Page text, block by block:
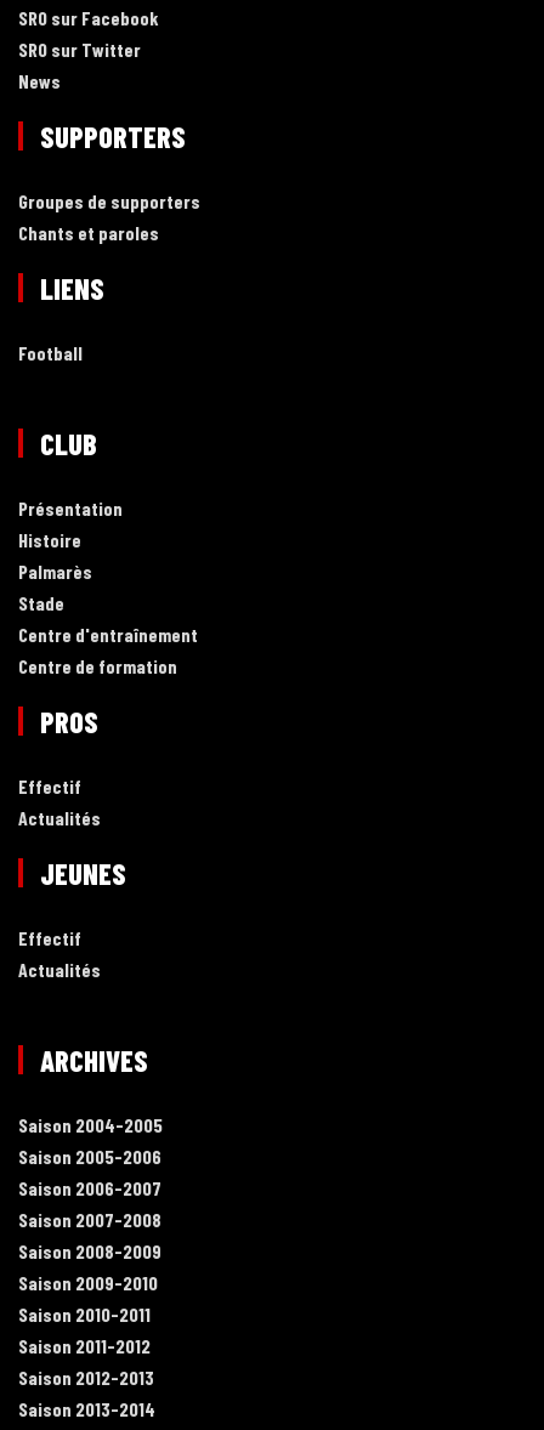
SRO sur Facebook
SRO sur Twitter
News
SUPPORTERS
Groupes de supporters
Chants et paroles
LIENS
Football
CLUB
Présentation
Histoire
Palmarès
Stade
Centre d'entraînement
Centre de formation
PROS
Effectif
Actualités
JEUNES
Effectif
Actualités
ARCHIVES
Saison 2004-2005
Saison 2005-2006
Saison 2006-2007
Saison 2007-2008
Saison 2008-2009
Saison 2009-2010
Saison 2010-2011
Saison 2011-2012
Saison 2012-2013
Saison 2013-2014